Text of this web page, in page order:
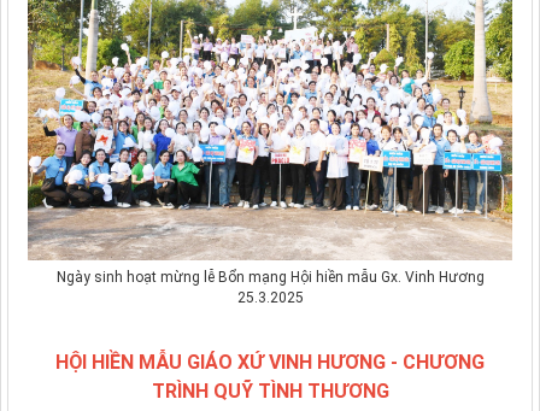
Ngày sinh hoạt mừng lễ Bổn mạng Hội hiền mẫu Gx. Vinh Hương
25.3.2025
HỘI HIỀN MẪU GIÁO XỨ VINH HƯƠNG - CHƯƠNG
TRÌNH QUỸ TÌNH THƯƠNG